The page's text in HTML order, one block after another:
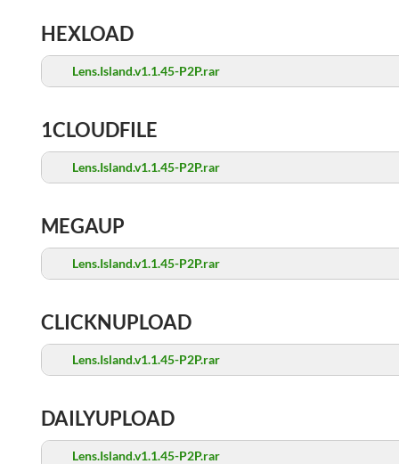
HEXLOAD
Lens.Island.v1.1.45-P2P.rar
1CLOUDFILE
Lens.Island.v1.1.45-P2P.rar
MEGAUP
Lens.Island.v1.1.45-P2P.rar
CLICKNUPLOAD
Lens.Island.v1.1.45-P2P.rar
DAILYUPLOAD
Lens.Island.v1.1.45-P2P.rar